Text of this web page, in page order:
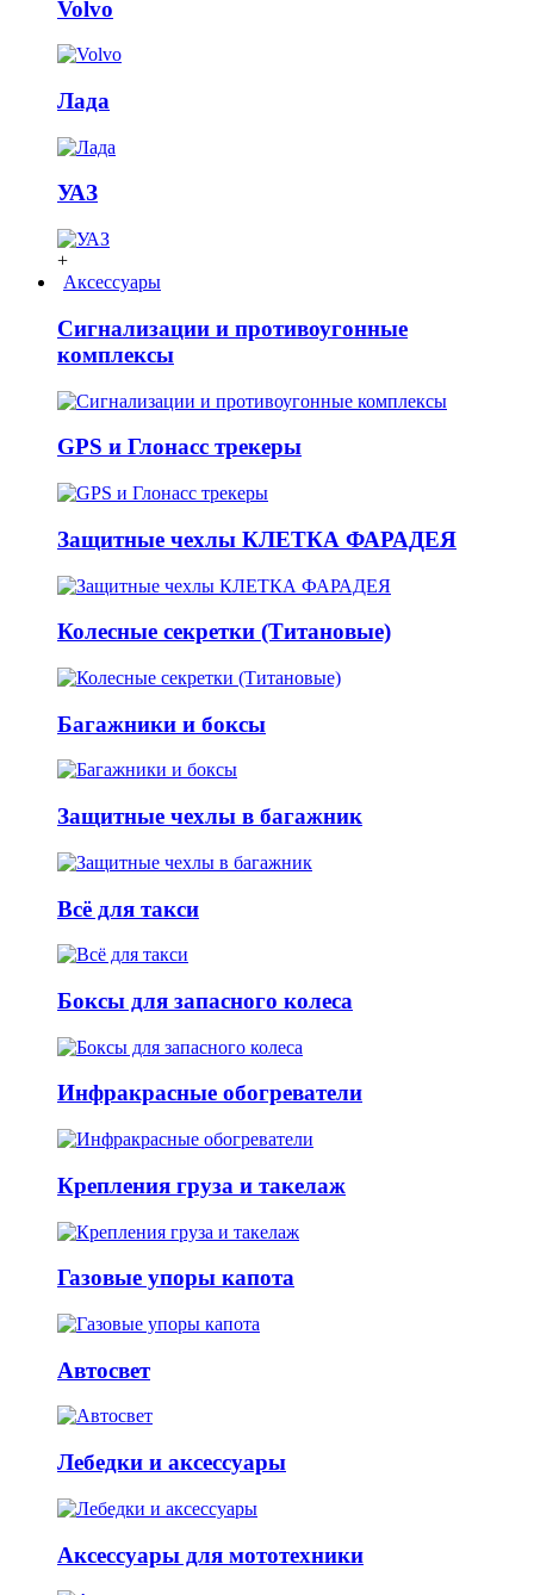
Volvo
Лада
УАЗ
+
Аксессуары
Сигнализации и противоугонные
комплексы
GPS и Глонасс трекеры
Защитные чехлы КЛЕТКА ФАРАДЕЯ
Колесные секретки (Титановые)
Багажники и боксы
Защитные чехлы в багажник
Всё для такси
Боксы для запасного колеса
Инфракрасные обогреватели
Крепления груза и такелаж
Газовые упоры капота
Автосвет
Лебедки и аксессуары
Аксессуары для мототехники